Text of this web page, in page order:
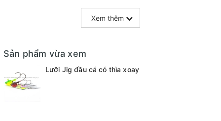
Xem thêm
Sản phẩm vừa xem
Lưỡi Jig đầu cá có thìa xoay